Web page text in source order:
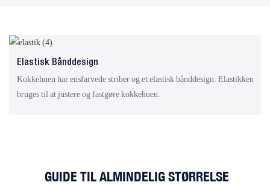
Elastisk Bånddesign
Kokkehuen har ensfarvede striber og et elastisk bånddesign. Elastikken
bruges til at justere og fastgøre kokkehuen.
GUIDE TIL ALMINDELIG STØRRELSE